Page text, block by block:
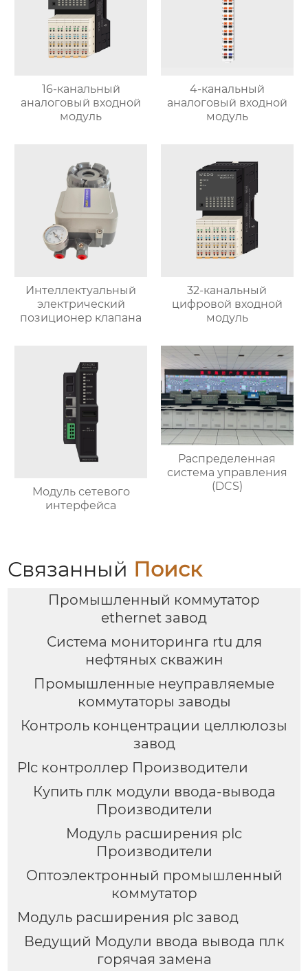
16-канальный
аналоговый входной
модуль
4-канальный
аналоговый входной
модуль
Интеллектуальный
электрический
позиционер клапана
32-канальный
цифровой входной
модуль
Модуль сетевого
интерфейса
Распределенная
система управления
(DCS)
Связанный Поиск
Промышленный коммутатор
ethernet завод
Система мониторинга rtu для
нефтяных скважин
Промышленные неуправляемые
коммутаторы заводы
Контроль концентрации целлюлозы
завод
Plc контроллер Производители
Купить плк модули ввода-вывода
Производители
Модуль расширения plc
Производители
Оптоэлектронный промышленный
коммутатор
Модуль расширения plc завод
Ведущий Модули ввода вывода плк
горячая замена